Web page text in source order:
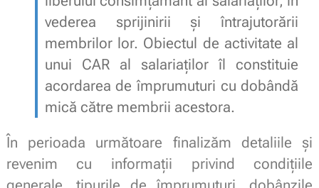
vederea sprijinirii și întrajutorării
membrilor lor. Obiectul de activitate al
unui CAR al salariaților îl constituie
acordarea de împrumuturi cu dobândă
mică către membrii acestora.
În perioada următoare finalizăm detaliile și
revenim cu informații privind condițiile